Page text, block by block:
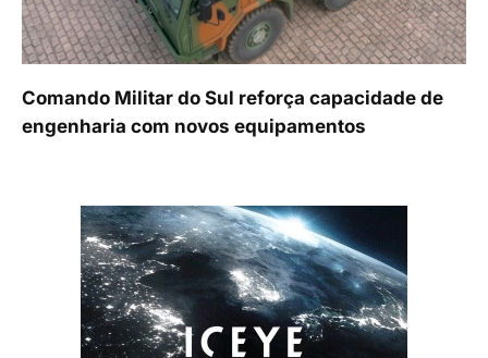
Comando Militar do Sul reforça capacidade de
engenharia com novos equipamentos